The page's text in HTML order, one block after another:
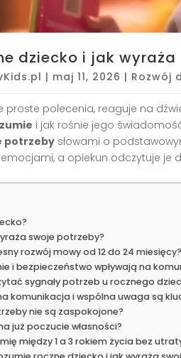
dziecko i jak
| maj 11, 2026 | Rozwój
proste polecenia, reaguje na
i jak rośnie jego
potrzeby słowami o
a opiekun odczytuje je
swoje potrzeby?
rozwój mowy od 12 do 24 miesięcy?
i bezpieczeństwo wpływają na
sygnały potrzeb u rocznego
komunikacja i wspólna uwaga są
nie są zaspokojone?
już poczucie własności?
między 1 a 3 rokiem życia bez